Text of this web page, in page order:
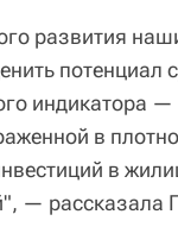
развития
потенциал
индикатора —
в
в
— рассказала